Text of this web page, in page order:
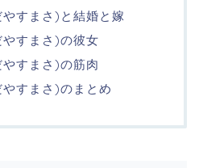
すまさ)と結婚と嫁
すまさ)の彼女
すまさ)の筋肉
すまさ)のまとめ